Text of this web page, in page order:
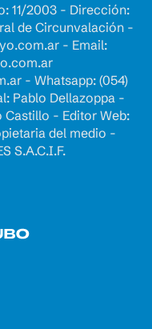
11/2003 - Dirección:
de Circunvalación -
- Email:
- Whatsapp: (054)
Pablo Dellazoppa -
Castillo - Editor Web:
del medio -
S.A.C.I.F.